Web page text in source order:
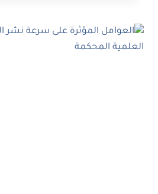
الأطباء
أثناء
التحضير